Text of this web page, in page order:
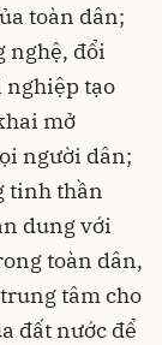
toàn dân;
nghệ, đổi
nghiệp tạo
mở
người dân;
tinh thần
dung với
toàn dân,
tâm cho
đất nước để